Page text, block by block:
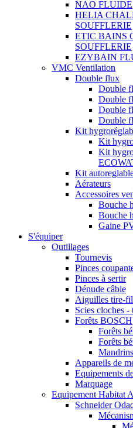
NAO FLUIDE
HELIA
SOUFFLERIE
ETIC BAINS
SOUFFLERIE
EZYBAIN
VMC Ventilation
Double flux
Double
Double
Double
Double
Kit
Kit
Kit
Kit
Aérateurs
Accessoires
Bouche
Bouche
Gaine
S'équiper
Outillages
Tournevis
Pinces
Pinces à sertir
Dénude câble
Aiguilles tire-
Scies cloches -
Forêts BOSCH
Forêts
Forêts
Mandrins
Appareils de
Equipements
Marquage
Equipement Habitat
Schneider